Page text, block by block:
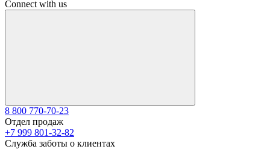
Connect with us
8 800 770-70-23
Отдел продаж
+7 999 801-32-82
Служба заботы о клиентах